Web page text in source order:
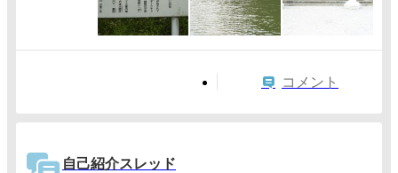
コメント
自己紹介スレッド